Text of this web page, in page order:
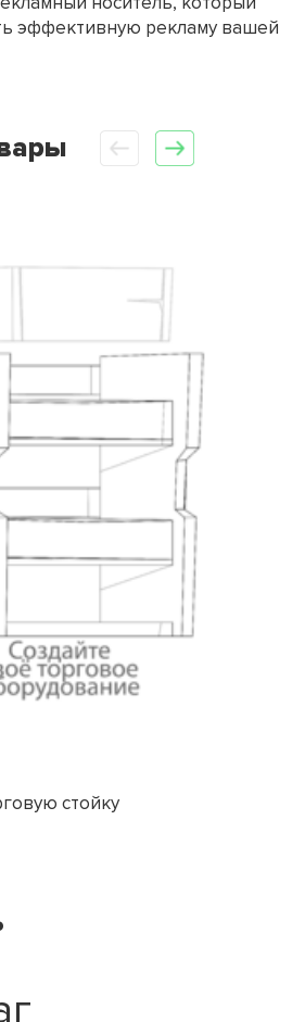
эффективную рекламу вашей
стойку